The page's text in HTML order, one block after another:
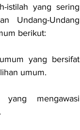
istilah yang sering
Undang-Undang
berikut:
yang bersifat
umum.
mengawasi